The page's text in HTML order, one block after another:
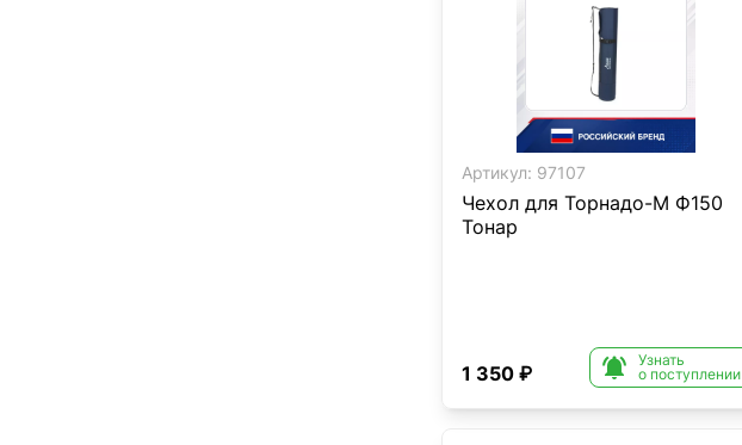
Артикул: 97107
Чехол для Торнадо-М Ф150
Тонар
1 350 ₽ 
Узнать
о поступлении